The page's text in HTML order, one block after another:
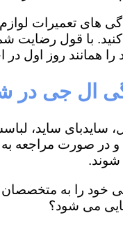
های تعمیرات
با قول رضایت
همانند روز اول در
ال جی در
سایدبای ساید،
صورت مراجعه به
شوند.
خود را به متخصصان
می شود؟